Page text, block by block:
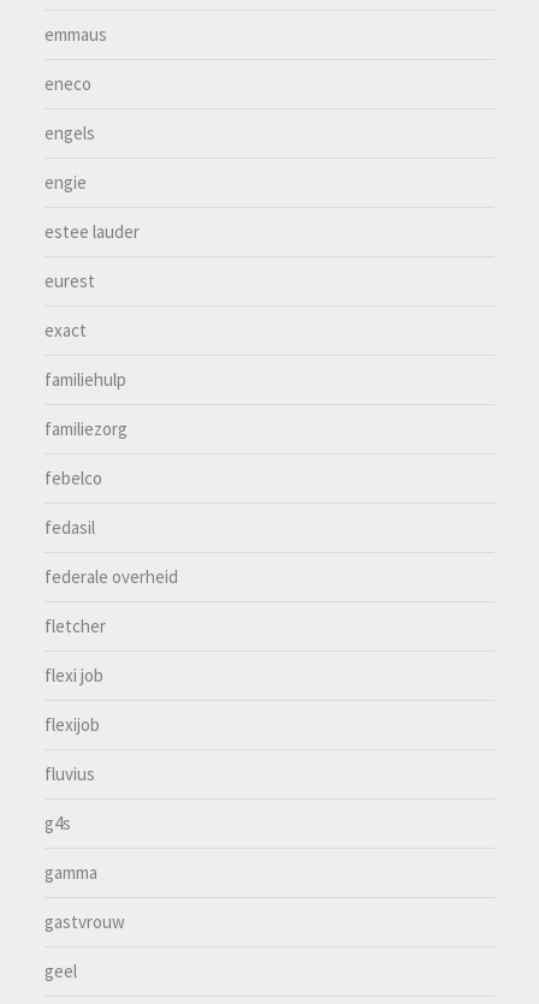
emmaus
eneco
engels
engie
estee lauder
eurest
exact
familiehulp
familiezorg
febelco
fedasil
federale overheid
fletcher
flexi job
flexijob
fluvius
g4s
gamma
gastvrouw
geel